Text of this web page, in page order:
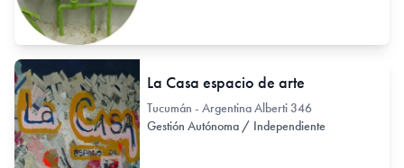
La Casa espacio de arte
Tucumán - Argentina Alberti 346
Gestión Autónoma / Independiente